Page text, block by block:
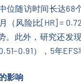
位随访时间长达
（风险比[HR] =
。此外，研究还发
），5年EFS
影响